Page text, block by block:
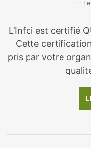
L’Infci est certifié
Cette
pris par votre